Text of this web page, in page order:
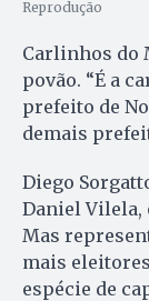
Reprodução
Carlinhos do
povão. “É a
prefeito de
demais
Diego
Daniel Vilela,
Mas
mais
espécie de